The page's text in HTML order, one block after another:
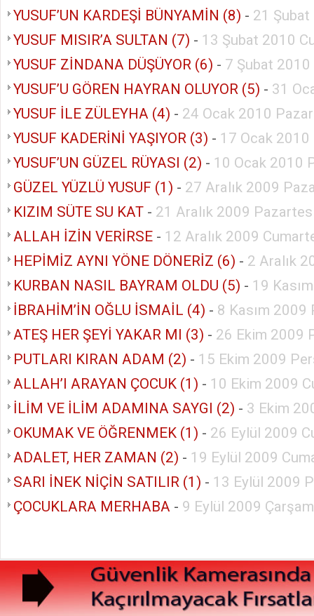
YUSUF’UN KARDEŞİ BÜNYAMİN (8) - 21
YUSUF MISIR’A SULTAN (7) - 13 Şubat 2010
YUSUF ZİNDANA DÜŞÜYOR (6) - 7 Şubat
YUSUF’U GÖREN HAYRAN OLUYOR (5) - 31
YUSUF İLE ZÜLEYHA (4) - 24 Ocak 2010 Pazar
YUSUF KADERİNİ YAŞIYOR (3) - 17 Ocak 2010
YUSUF’UN GÜZEL RÜYASI (2) - 10 Ocak 2010
GÜZEL YÜZLÜ YUSUF (1) - 27 Aralık 2009
KIZIM SÜTE SU KAT - 21 Aralık 2009
ALLAH İZİN VERİRSE - 12 Aralık 2009
HEPİMİZ AYNI YÖNE DÖNERİZ (6) - 2 Aralık
KURBAN NASIL BAYRAM OLDU (5) - 19
İBRAHİM’İN OĞLU İSMAİL (4) - 8 Kasım 2009
ATEŞ HER ŞEYİ YAKAR MI (3) - 26 Ekim 2009
PUTLARI KIRAN ADAM (2) - 15 Ekim 2009
ALLAH’I ARAYAN ÇOCUK (1) - 10 Ekim 2009
İLİM VE İLİM ADAMINA SAYGI (2) - 3 Ekim
OKUMAK VE ÖĞRENMEK (1) - 26 Eylül 2009
ADALET, HER ZAMAN (2) - 19 Eylül 2009
SARI İNEK NİÇİN SATILIR (1) - 13 Eylül 2009
ÇOCUKLARA MERHABA - 9 Eylül 2009